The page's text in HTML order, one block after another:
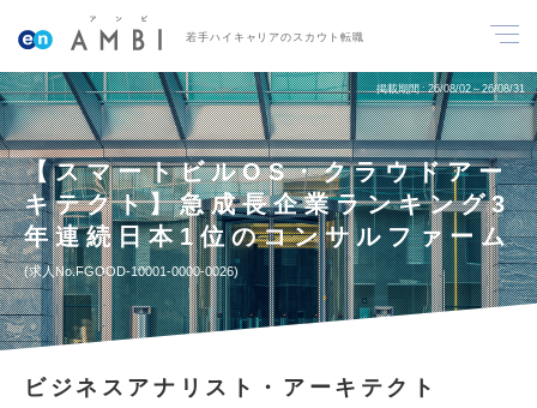
若手ハイキャリアのスカウト転職
掲載期間 26/08/02～26/08/31
【スマートビルOS・クラウドアー
キテクト】急成長企業ランキング3
年連続日本1位のコンサルファーム
求人No.FGOOD-10001-0000-0026
ビジネスアナリスト・アーキテクト